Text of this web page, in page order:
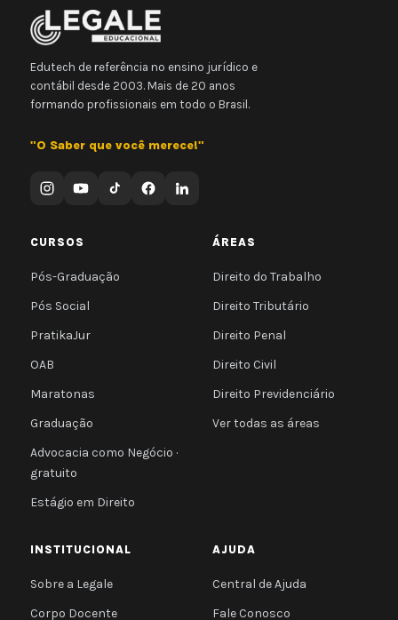
Edutech de referência no ensino jurídico e
contábil desde 2003. Mais de 20 anos
formando profissionais em todo o Brasil.
"O Saber que você merece!"
CURSOS
Pós-Graduação
Pós Social
PratikaJur
OAB
Maratonas
Graduação
Advocacia como Negócio ·
gratuito
Estágio em Direito
ÁREAS
Direito do Trabalho
Direito Tributário
Direito Penal
Direito Civil
Direito Previdenciário
Ver todas as áreas
INSTITUCIONAL
Sobre a Legale
Corpo Docente
AJUDA
Central de Ajuda
Fale Conosco